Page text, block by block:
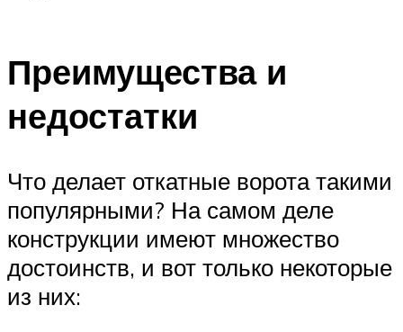
Преимущества и
недостатки
Что делает откатные ворота такими
популярными? На самом деле
конструкции имеют множество
достоинств, и вот только некоторые
из них: